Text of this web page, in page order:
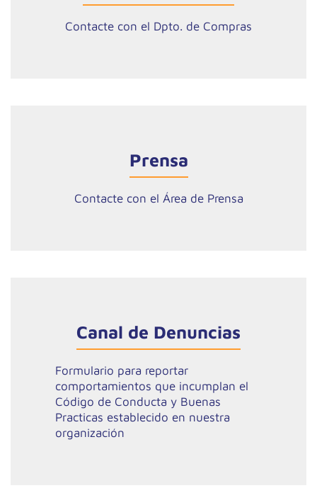
Contacte con el Dpto. de Compras
Prensa
Contacte con el Área de Prensa
Canal de Denuncias
Formulario para reportar
comportamientos que incumplan el
Código de Conducta y Buenas
Practicas establecido en nuestra
organización